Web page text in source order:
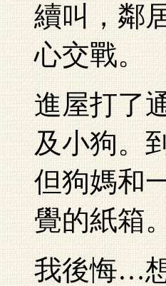
續叫，鄰
心交戰。
進屋打了
及小狗。
但狗媽和
覺的紙箱
我後悔…